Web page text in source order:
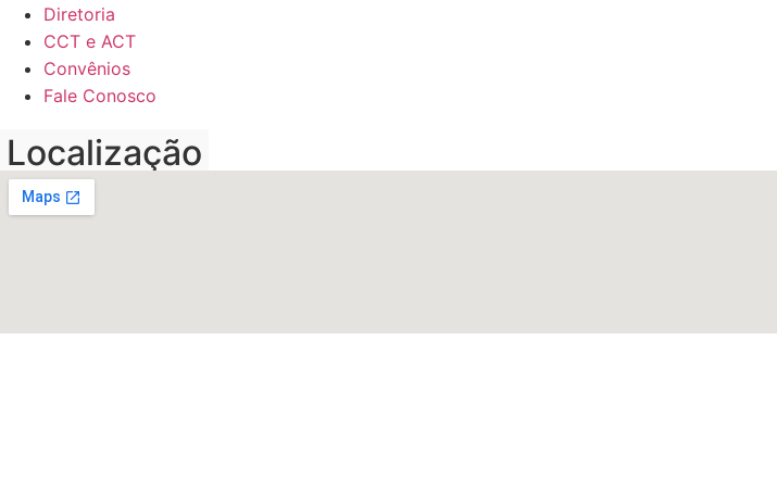
Diretoria
CCT e ACT
Convênios
Fale Conosco
Localização